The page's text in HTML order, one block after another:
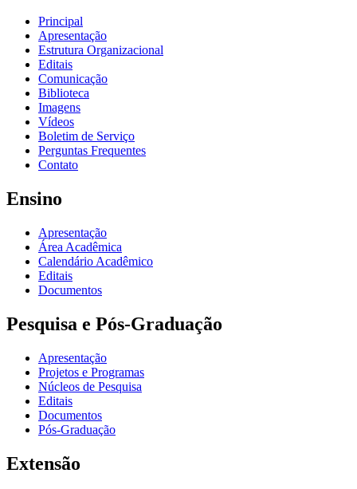
Principal
Apresentação
Estrutura Organizacional
Editais
Comunicação
Biblioteca
Imagens
Vídeos
Boletim de Serviço
Perguntas Frequentes
Contato
Ensino
Apresentação
Área Acadêmica
Calendário Acadêmico
Editais
Documentos
Pesquisa e Pós-Graduação
Apresentação
Projetos e Programas
Núcleos de Pesquisa
Editais
Documentos
Pós-Graduação
Extensão